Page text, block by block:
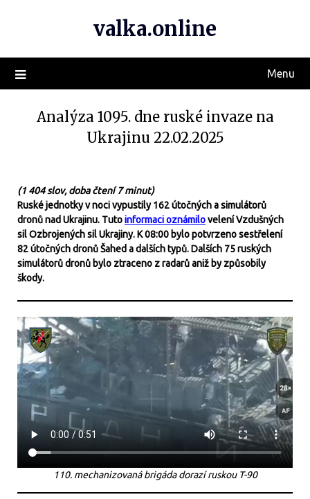
valka.online
Menu
Analýza 1095. dne ruské invaze na
Ukrajinu 22.02.2025
(1 404 slov, doba čtení 7 minut)
Ruské jednotky v noci vypustily 162 útočných a simulátorů
dronů nad Ukrajinu. Tutoinformaci oznámilovelení Vzdušných
sil Ozbrojených sil Ukrajiny. K 08:00 bylo potvrzeno sestřelení
82 útočných dronů Šahed a dalších typů. Dalších 75 ruských
simulátorů dronů bylo ztraceno z radarů aniž by způsobily
škody.
110. mechanizovaná brigáda dorazí ruskou T-90